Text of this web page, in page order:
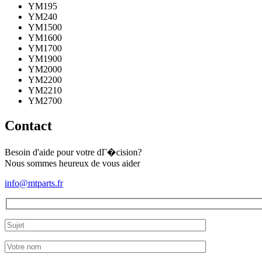
YM195
YM240
YM1500
YM1600
YM1700
YM1900
YM2000
YM2200
YM2210
YM2700
Contact
Besoin d'aide pour votre dГ�cision?
Nous sommes heureux de vous aider
info@mtparts.fr